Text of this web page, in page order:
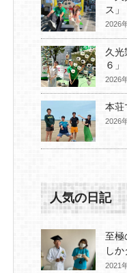
ス」
2026
久光
６
2026
本荘
2026
人気の日記
至極
し
2021